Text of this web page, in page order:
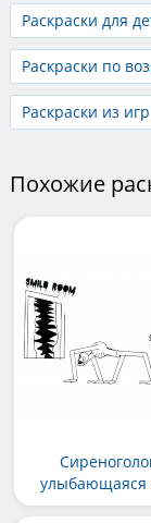
Раскраски для
Раскраски по
Раскраски из игр
Похожие
улыбающаяся